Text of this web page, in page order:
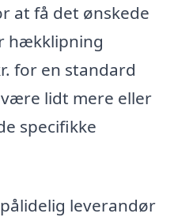
at få det ønskede
hækklipning
for en standard
lidt mere eller
specifikke
leverandør